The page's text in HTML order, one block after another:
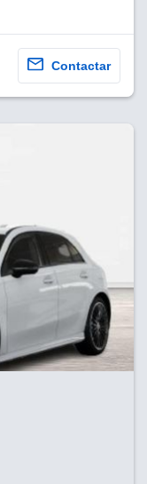
Contactar